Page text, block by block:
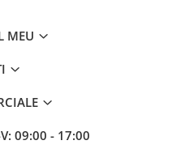
MEU
09:00 - 17:00